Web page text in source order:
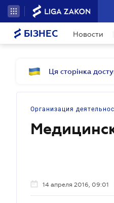
БІЗНЕС Новости
Ця сторінка
Организация
14 апреля 2016, 09:01